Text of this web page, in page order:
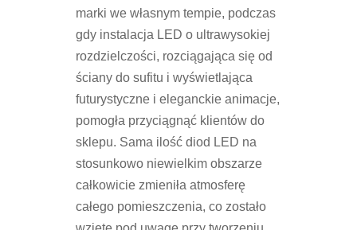
marki we własnym tempie, podczas
gdy instalacja LED o ultrawysokiej
rozdzielczości, rozciągająca się od
ściany do sufitu i wyświetlająca
futurystyczne i eleganckie animacje,
pomogła przyciągnąć klientów do
sklepu. Sama ilość diod LED na
stosunkowo niewielkim obszarze
całkowicie zmieniła atmosferę
całego pomieszczenia, co zostało